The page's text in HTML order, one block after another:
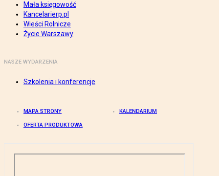
Mała księgowość
Kancelarierp.pl
Wieści Rolnicze
Życie Warszawy
NASZE WYDARZENIA
Szkolenia i konferencje
MAPA STRONY KALENDARIUM
OFERTA PRODUKTOWA